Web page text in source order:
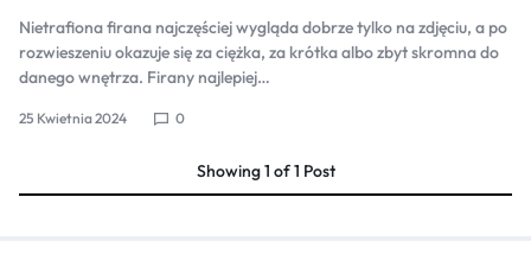
Nietrafiona firana najczęściej wygląda dobrze tylko na zdjęciu, a po
rozwieszeniu okazuje się za ciężka, za krótka albo zbyt skromna do
danego wnętrza. Firany najlepiej…
25 Kwietnia 2024 0
Showing1 of1 Post